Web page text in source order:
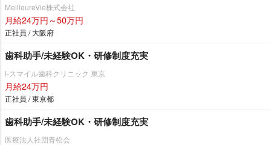
MeilleureVie株式会社
月給24万円～50万円
正社員 / 大阪府
歯科助手/未経験OK・研修制度充実
i-スマイル歯科クリニック 東京
月給24万円
正社員 / 東京都
歯科助手/未経験OK・研修制度充実
医療法人社団青松会